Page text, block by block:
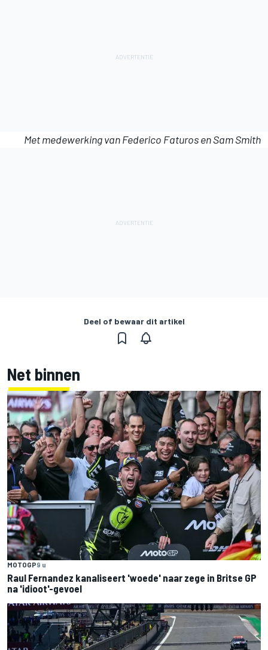
Met medewerking van Federico Faturos en Sam Smith
Deel of bewaar dit artikel
Net binnen
MOTOGP9 u
Raul Fernandez kanaliseert 'woede' naar zege in Britse GP
na 'idioot'-gevoel